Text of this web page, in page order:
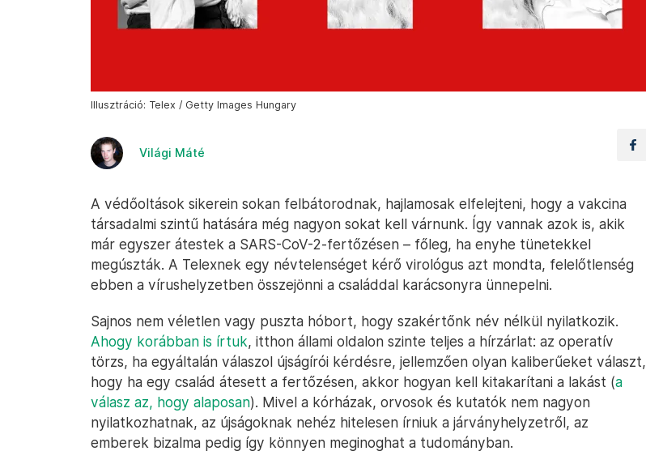
Illusztráció: Telex / Getty Images Hungary
Világi Máté
A védőoltások sikerein sokan felbátorodnak, hajlamosak elfelejteni, hogy a vakcina
társadalmi szintű hatására még nagyon sokat kell várnunk. Így vannak azok is, akik
már egyszer átestek a SARS-CoV-2-fertőzésen – főleg, ha enyhe tünetekkel
megúszták. A Telexnek egy névtelenséget kérő virológus azt mondta, felelőtlenség
ebben a vírushelyzetben összejönni a családdal karácsonyra ünnepelni.
Sajnos nem véletlen vagy puszta hóbort, hogy szakértőnk név nélkül nyilatkozik.
Ahogy korábban is írtuk, itthon állami oldalon szinte teljes a hírzárlat: az operatív
törzs, ha egyáltalán válaszol újságírói kérdésre, jellemzően olyan kaliberűeket választ,
hogy ha egy család átesett a fertőzésen, akkor hogyan kell kitakarítani a lakást (a
válasz az, hogy alaposan). Mivel a kórházak, orvosok és kutatók nem nagyon
nyilatkozhatnak, az újságoknak nehéz hitelesen írniuk a járványhelyzetről, az
emberek bizalma pedig így könnyen meginoghat a tudományban.